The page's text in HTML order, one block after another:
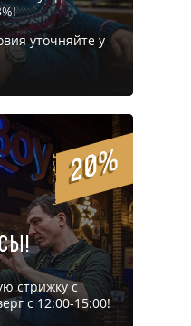
уточняйте у
стрижку с
с 12:00-15:00!
20%